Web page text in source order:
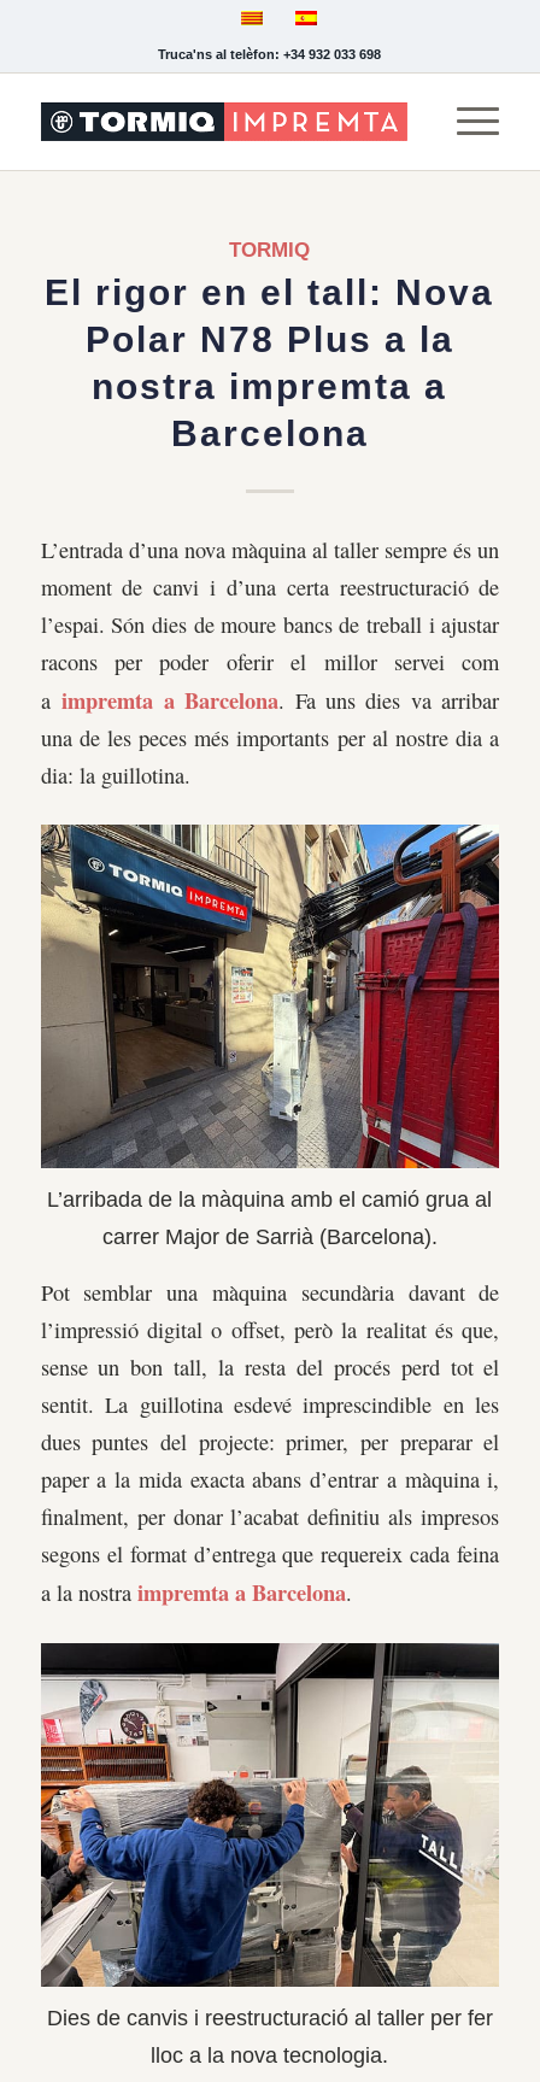
Truca'ns al telèfon: +34 932 033 698
TORMIQ
El rigor en el tall: Nova
Polar N78 Plus a la
nostra impremta a
Barcelona
L’entrada d’una nova màquina al taller sempre és un
moment de canvi i d’una certa reestructuració de
l’espai. Són dies de moure bancs de treball i ajustar
racons per poder oferir el millor servei com
aimpremta a Barcelona. Fa uns dies va arribar
una de les peces més importants per al nostre dia a
dia: la guillotina.
L’arribada de la màquina amb el camió grua al
carrer Major de Sarrià (Barcelona).
Pot semblar una màquina secundària davant de
l’impressió digital o offset, però la realitat és que,
sense un bon tall, la resta del procés perd tot el
sentit. La guillotina esdevé imprescindible en les
dues puntes del projecte: primer, per preparar el
paper a la mida exacta abans d’entrar a màquina i,
finalment, per donar l’acabat definitiu als impresos
segons el format d’entrega que requereix cada feina
a la nostra impremta a Barcelona.
Dies de canvis i reestructuració al taller per fer
lloc a la nova tecnologia.